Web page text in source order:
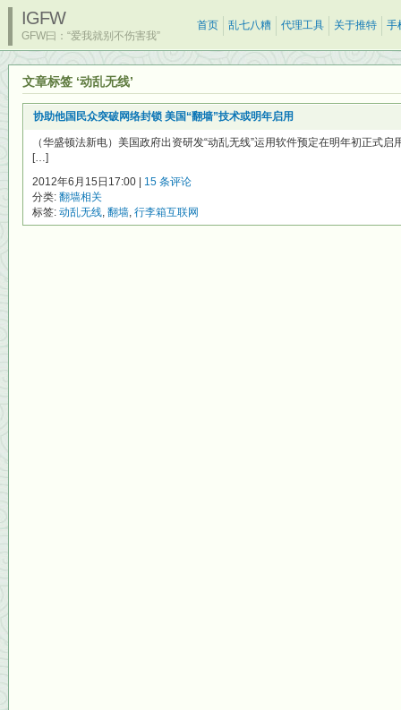
IGFW
GFW曰：“爱我就别不伤害我”
首页 乱七八糟 代理工具 关于推特 手
文章标签 ‘动乱无线’
协助他国民众突破网络封锁 美国“翻墙”技术或明年启用
（华盛顿法新电）美国政府出资研发“动乱无线”运用软件预定在明年初正式
[…]
2012年6月15日17:00 | 15 条评论
分类: 翻墙相关
标签: 动乱无线, 翻墙, 行李箱互联网